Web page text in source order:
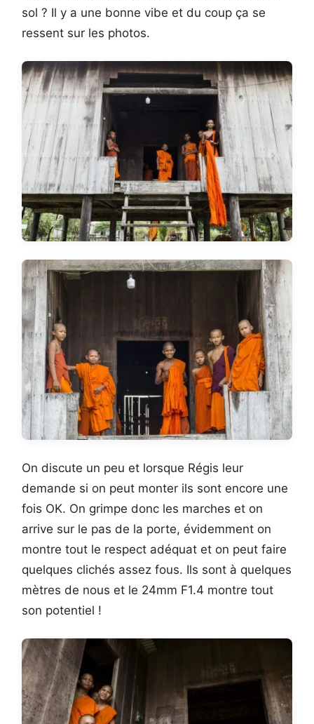
sol ? Il y a une bonne vibe et du coup ça se
ressent sur les photos.
On discute un peu et lorsque Régis leur
demande si on peut monter ils sont encore une
fois OK. On grimpe donc les marches et on
arrive sur le pas de la porte, évidemment on
montre tout le respect adéquat et on peut faire
quelques clichés assez fous. Ils sont à quelques
mètres de nous et le 24mm F1.4 montre tout
son potentiel !